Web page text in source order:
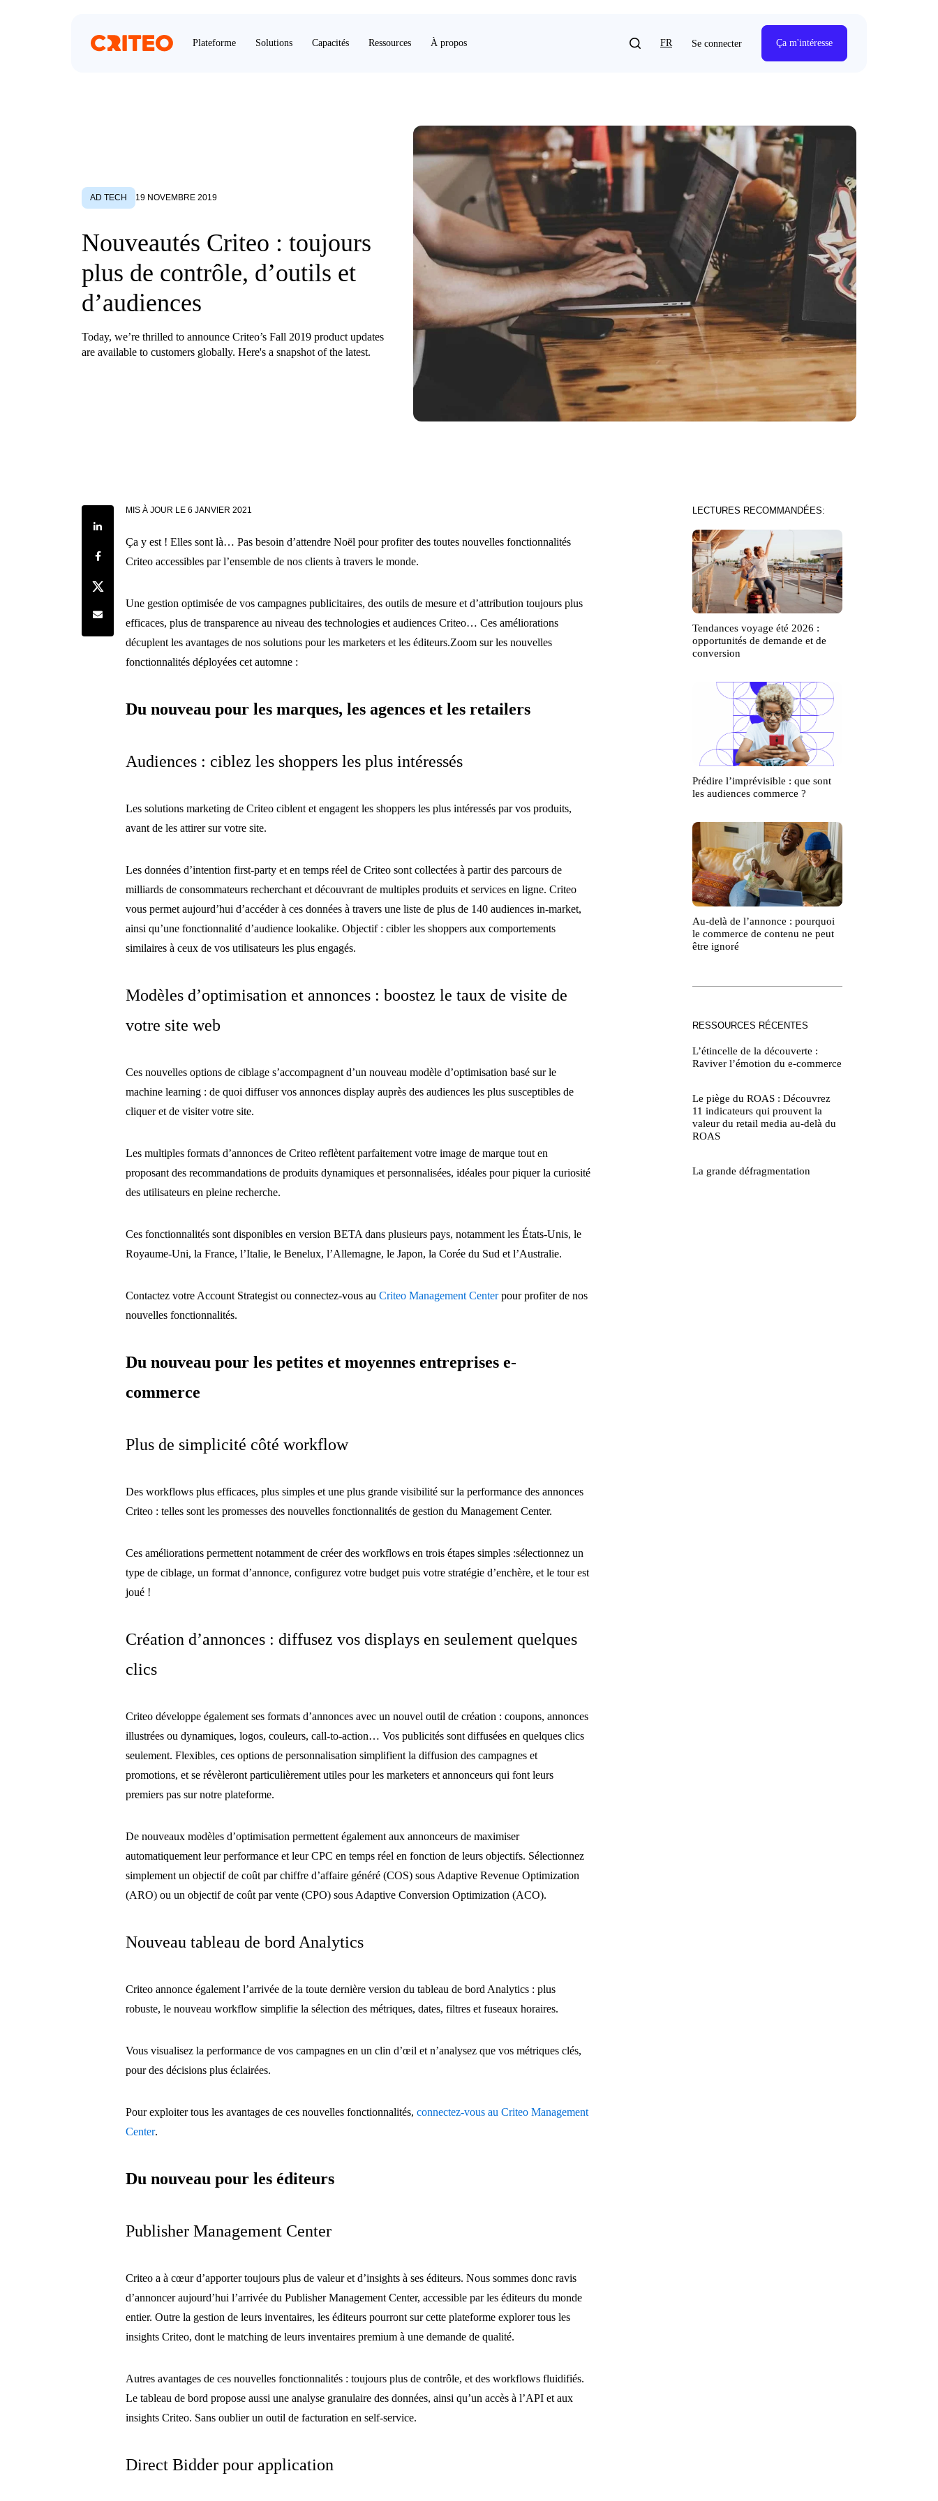
Plateforme Solutions Capacités Ressources À propos FR Se connecter Ça m'intéresse
AD TECH 19 NOVEMBRE 2019
Nouveautés Criteo : toujours
plus de contrôle, d’outils et
d’audiences
Today, we’re thrilled to announce Criteo’s Fall 2019 product updates
are available to customers globally. Here's a snapshot of the latest.
Share on LinkedIn
Share on Facebook
Share on Twitter
Share by e-mail
MIS À JOUR LE 6 JANVIER 2021
Ça y est ! Elles sont là… Pas besoin d’attendre Noël pour profiter des toutes nouvelles fonctionnalités
Criteo accessibles par l’ensemble de nos clients à travers le monde.
Une gestion optimisée de vos campagnes publicitaires, des outils de mesure et d’attribution toujours plus
efficaces, plus de transparence au niveau des technologies et audiences Criteo… Ces améliorations
décuplent les avantages de nos solutions pour les marketers et les éditeurs.Zoom sur les nouvelles
fonctionnalités déployées cet automne :
Du nouveau pour les marques, les agences et les retailers
Audiences : ciblez les shoppers les plus intéressés
Les solutions marketing de Criteo ciblent et engagent les shoppers les plus intéressés par vos produits,
avant de les attirer sur votre site.
Les données d’intention first-party et en temps réel de Criteo sont collectées à partir des parcours de
milliards de consommateurs recherchant et découvrant de multiples produits et services en ligne. Criteo
vous permet aujourd’hui d’accéder à ces données à travers une liste de plus de 140 audiences in-market,
ainsi qu’une fonctionnalité d’audience lookalike. Objectif : cibler les shoppers aux comportements
similaires à ceux de vos utilisateurs les plus engagés.
Modèles d’optimisation et annonces : boostez le taux de visite de
votre site web
Ces nouvelles options de ciblage s’accompagnent d’un nouveau modèle d’optimisation basé sur le
machine learning : de quoi diffuser vos annonces display auprès des audiences les plus susceptibles de
cliquer et de visiter votre site.
Les multiples formats d’annonces de Criteo reflètent parfaitement votre image de marque tout en
proposant des recommandations de produits dynamiques et personnalisées, idéales pour piquer la curiosité
des utilisateurs en pleine recherche.
Ces fonctionnalités sont disponibles en version BETA dans plusieurs pays, notamment les États-Unis, le
Royaume-Uni, la France, l’Italie, le Benelux, l’Allemagne, le Japon, la Corée du Sud et l’Australie.
Contactez votre Account Strategist ou connectez-vous auCriteo Management Centerpour profiter de nos
nouvelles fonctionnalités.
Du nouveau pour les petites et moyennes entreprises e-
commerce
Plus de simplicité côté workflow
Des workflows plus efficaces, plus simples et une plus grande visibilité sur la performance des annonces
Criteo : telles sont les promesses des nouvelles fonctionnalités de gestion du Management Center.
Ces améliorations permettent notamment de créer des workflows en trois étapes simples :sélectionnez un
type de ciblage, un format d’annonce, configurez votre budget puis votre stratégie d’enchère, et le tour est
joué !
Création d’annonces : diffusez vos displays en seulement quelques
clics
Criteo développe également ses formats d’annonces avec un nouvel outil de création : coupons, annonces
illustrées ou dynamiques, logos, couleurs, call-to-action… Vos publicités sont diffusées en quelques clics
seulement. Flexibles, ces options de personnalisation simplifient la diffusion des campagnes et
promotions, et se révèleront particulièrement utiles pour les marketers et annonceurs qui font leurs
premiers pas sur notre plateforme.
De nouveaux modèles d’optimisation permettent également aux annonceurs de maximiser
automatiquement leur performance et leur CPC en temps réel en fonction de leurs objectifs. Sélectionnez
simplement un objectif de coût par chiffre d’affaire généré (COS) sous Adaptive Revenue Optimization
(ARO) ou un objectif de coût par vente (CPO) sous Adaptive Conversion Optimization (ACO).
Nouveau tableau de bord Analytics
Criteo annonce également l’arrivée de la toute dernière version du tableau de bord Analytics : plus
robuste, le nouveau workflow simplifie la sélection des métriques, dates, filtres et fuseaux horaires.
Vous visualisez la performance de vos campagnes en un clin d’œil et n’analysez que vos métriques clés,
pour des décisions plus éclairées.
Pour exploiter tous les avantages de ces nouvelles fonctionnalités,connectez-vous au Criteo Management
Center.
Du nouveau pour les éditeurs
Publisher Management Center
Criteo a à cœur d’apporter toujours plus de valeur et d’insights à ses éditeurs. Nous sommes donc ravis
d’annoncer aujourd’hui l’arrivée du Publisher Management Center, accessible par les éditeurs du monde
entier. Outre la gestion de leurs inventaires, les éditeurs pourront sur cette plateforme explorer tous les
insights Criteo, dont le matching de leurs inventaires premium à une demande de qualité.
Autres avantages de ces nouvelles fonctionnalités : toujours plus de contrôle, et des workflows fluidifiés.
Le tableau de bord propose aussi une analyse granulaire des données, ainsi qu’un accès à l’API et aux
insights Criteo. Sans oublier un outil de facturation en self-service.
Direct Bidder pour application
LECTURES RECOMMANDÉES:
Tendances voyage été 2026 :
opportunités de demande et de
conversion
Prédire l’imprévisible : que sont
les audiences commerce ?
Au-delà de l’annonce : pourquoi
le commerce de contenu ne peut
être ignoré
RESSOURCES RÉCENTES
L’étincelle de la découverte :
Raviver l’émotion du e-commerce
Le piège du ROAS : Découvrez
11 indicateurs qui prouvent la
valeur du retail media au-delà du
ROAS
La grande défragmentation